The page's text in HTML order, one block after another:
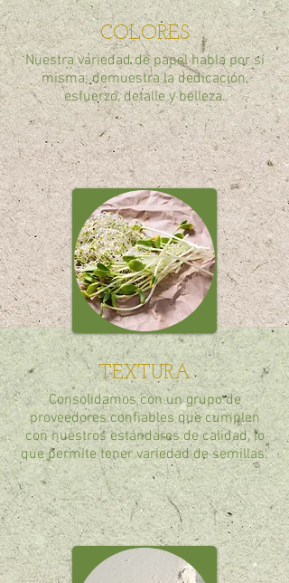
COLORES
Nuestra variedad de papel habla por sí
misma; demuestra la dedicación,
esfuerzo, detalle y belleza.
TEXTURA
Consolidamos con un grupo de
proveedores confiables que cumplen
con nuestros estándares de calidad, lo
que permite tener variedad de semillas.